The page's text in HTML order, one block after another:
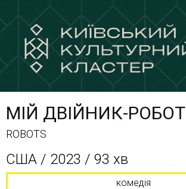
МІЙ ДВІЙНИК-РОБОТ
ROBOTS
США / 2023 / 93 хв
комедія